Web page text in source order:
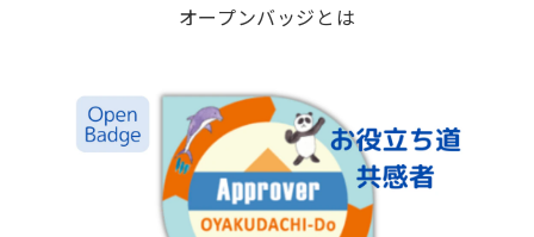
オープンバッジとは